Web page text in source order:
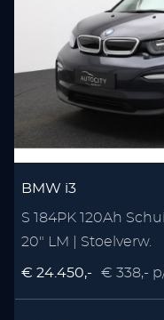
BMW i3
S 184PK 120Ah
20" LM | Stoelverw.
€ 24.450,- € 338,-